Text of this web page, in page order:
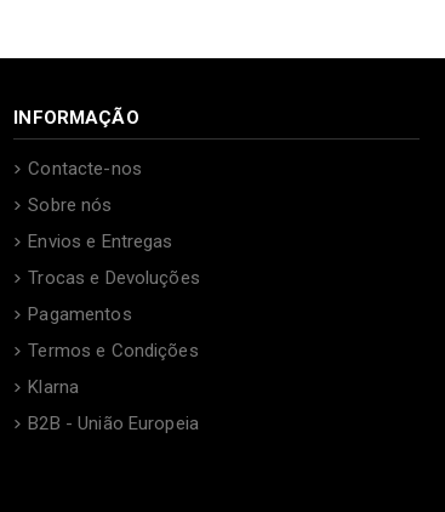
INFORMAÇÃO
Contacte-nos
Sobre nós
Envios e Entregas
Trocas e Devoluções
Pagamentos
Termos e Condições
Klarna
B2B - União Europeia